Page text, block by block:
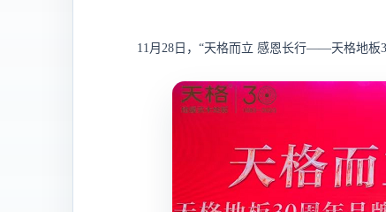
11月28日，“天格而立 感恩长行——天格地板